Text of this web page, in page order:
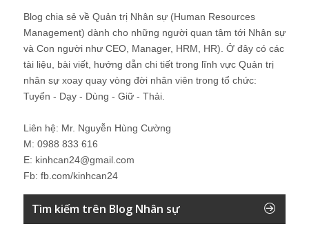
Blog chia sẻ về Quản trị Nhân sự (Human Resources
Management) dành cho những người quan tâm tới Nhân sự
và Con người như CEO, Manager, HRM, HR). Ở đây có các
tài liệu, bài viết, hướng dẫn chi tiết trong lĩnh vực Quản trị
nhân sự xoay quay vòng đời nhân viên trong tổ chức:
Tuyển - Dạy - Dùng - Giữ - Thải.
Liên hệ: Mr. Nguyễn Hùng Cường
M: 0988 833 616
E: kinhcan24@gmail.com
Fb: fb.com/kinhcan24
Tìm kiếm trên Blog Nhân sự